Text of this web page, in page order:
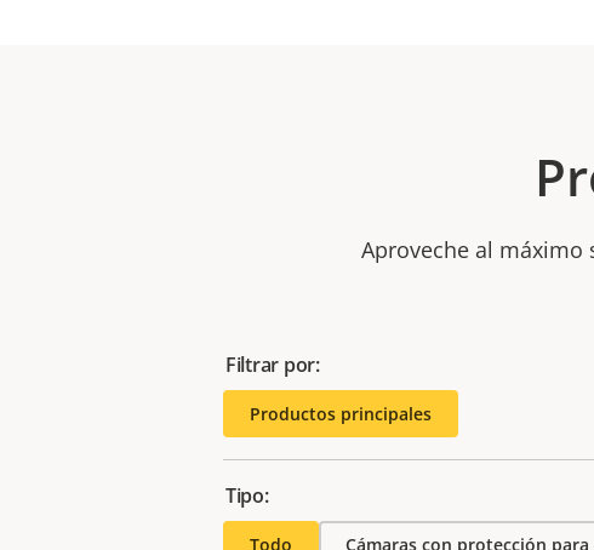
Aproveche al
Filtrar por:
Productos principales
Tipo:
Todo Cámaras con protección